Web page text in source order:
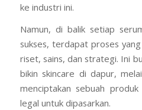
ke industri ini.
Namun, di balik setiap
sukses, terdapat proses
riset, sains, dan strategi. Ini
bikin skincare di dapur,
menciptakan sebuah
legal untuk dipasarkan.